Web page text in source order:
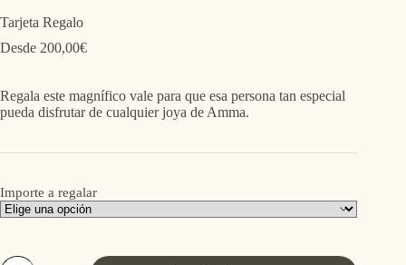
Tarjeta Regalo
Desde 200,00€
Regala este magnífico vale para que esa persona tan especial
pueda disfrutar de cualquier joya de Amma.
Importe a regalar
Tarjeta